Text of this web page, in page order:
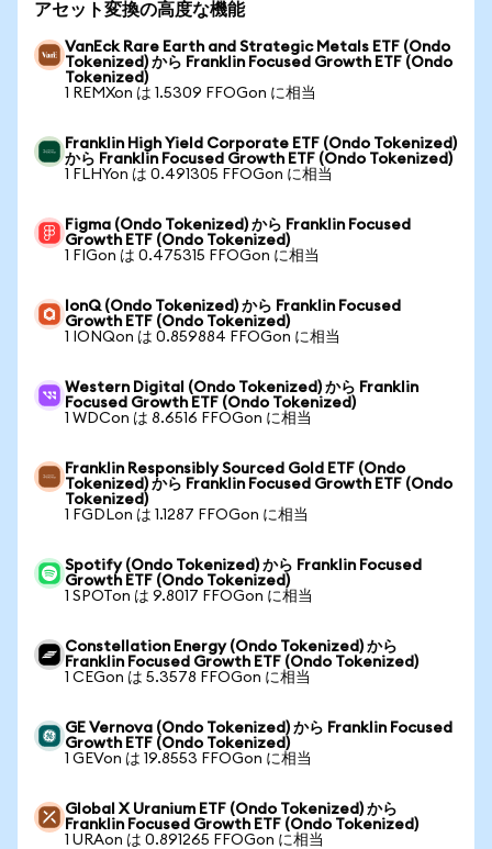
アセット変換の高度な機能
VanEck Rare Earth and Strategic Metals ETF (Ondo
Tokenized) から Franklin Focused Growth ETF (Ondo
Tokenized)
1 REMXon は 1.5309 FFOGon に相当
Franklin High Yield Corporate ETF (Ondo Tokenized)
から Franklin Focused Growth ETF (Ondo Tokenized)
1 FLHYon は 0.491305 FFOGon に相当
Figma (Ondo Tokenized) から Franklin Focused
Growth ETF (Ondo Tokenized)
1 FIGon は 0.475315 FFOGon に相当
IonQ (Ondo Tokenized) から Franklin Focused
Growth ETF (Ondo Tokenized)
1 IONQon は 0.859884 FFOGon に相当
Western Digital (Ondo Tokenized) から Franklin
Focused Growth ETF (Ondo Tokenized)
1 WDCon は 8.6516 FFOGon に相当
Franklin Responsibly Sourced Gold ETF (Ondo
Tokenized) から Franklin Focused Growth ETF (Ondo
Tokenized)
1 FGDLon は 1.1287 FFOGon に相当
Spotify (Ondo Tokenized) から Franklin Focused
Growth ETF (Ondo Tokenized)
1 SPOTon は 9.8017 FFOGon に相当
Constellation Energy (Ondo Tokenized) から
Franklin Focused Growth ETF (Ondo Tokenized)
1 CEGon は 5.3578 FFOGon に相当
GE Vernova (Ondo Tokenized) から Franklin Focused
Growth ETF (Ondo Tokenized)
1 GEVon は 19.8553 FFOGon に相当
Global X Uranium ETF (Ondo Tokenized) から
Franklin Focused Growth ETF (Ondo Tokenized)
1 URAon は 0.891265 FFOGon に相当